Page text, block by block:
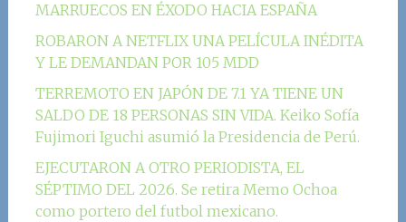
MARRUECOS EN ÉXODO HACIA ESPAÑA
ROBARON A NETFLIX UNA PELÍCULA INÉDITA
Y LE DEMANDAN POR 105 MDD
TERREMOTO EN JAPÓN DE 7.1 YA TIENE UN
SALDO DE 18 PERSONAS SIN VIDA. Keiko Sofía
Fujimori Iguchi asumió la Presidencia de Perú.
EJECUTARON A OTRO PERIODISTA, EL
SÉPTIMO DEL 2026. Se retira Memo Ochoa
como portero del futbol mexicano.